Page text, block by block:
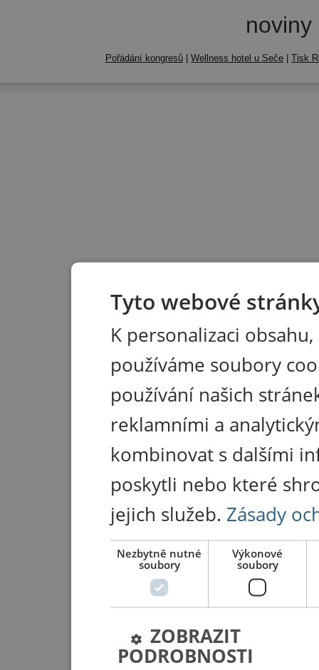
Pořádání kongresů | Wellness hotel u Seče | Tisk
Tyto webové
K personalizaci
používáme soubory
používání našich
reklamními a
kombinovat s dalšími
poskytli nebo které
jejich služeb. Zásady
Nezbytně nutné
soubory
Výkonové
soubory
ZOBRAZIT
PODROBNOSTI